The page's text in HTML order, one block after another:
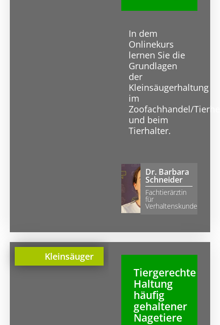
In dem
Onlinekurs
lernen Sie die
Grundlagen
der
Kleinsäugerhaltung
im
Zoofachhandel/
und beim
Tierhalter.
Dr. Barbara
Schneider
Fachtierärztin
für
Verhaltenskunde
Kleinsäuger
Tiergerechte
Haltung
häufig
gehaltener
Nagetiere